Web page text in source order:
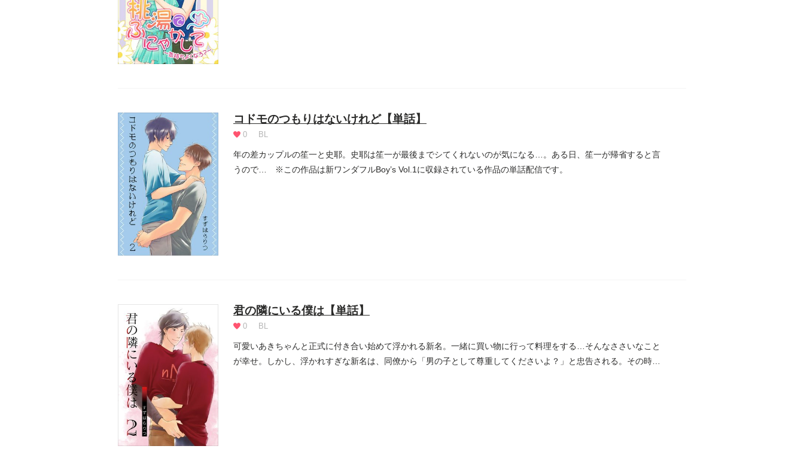
コドモのつもりはないけれど【単話】
0 BL
年の差カップルの笙一と史耶。史耶は笙一が最後までシてくれないのが気になる…。ある日、笙一が帰省すると言
うので… ※この作品は新ワンダフルBoy’s Vol.1に収録されている作品の単話配信です。
君の隣にいる僕は【単話】
0 BL
可愛いあきちゃんと正式に付き合い始めて浮かれる新名。一緒に買い物に行って料理をする…そんなささいなこと
が幸せ。しかし、浮かれすぎな新名は、同僚から「男の子として尊重してくださいよ？」と忠告される。その時は